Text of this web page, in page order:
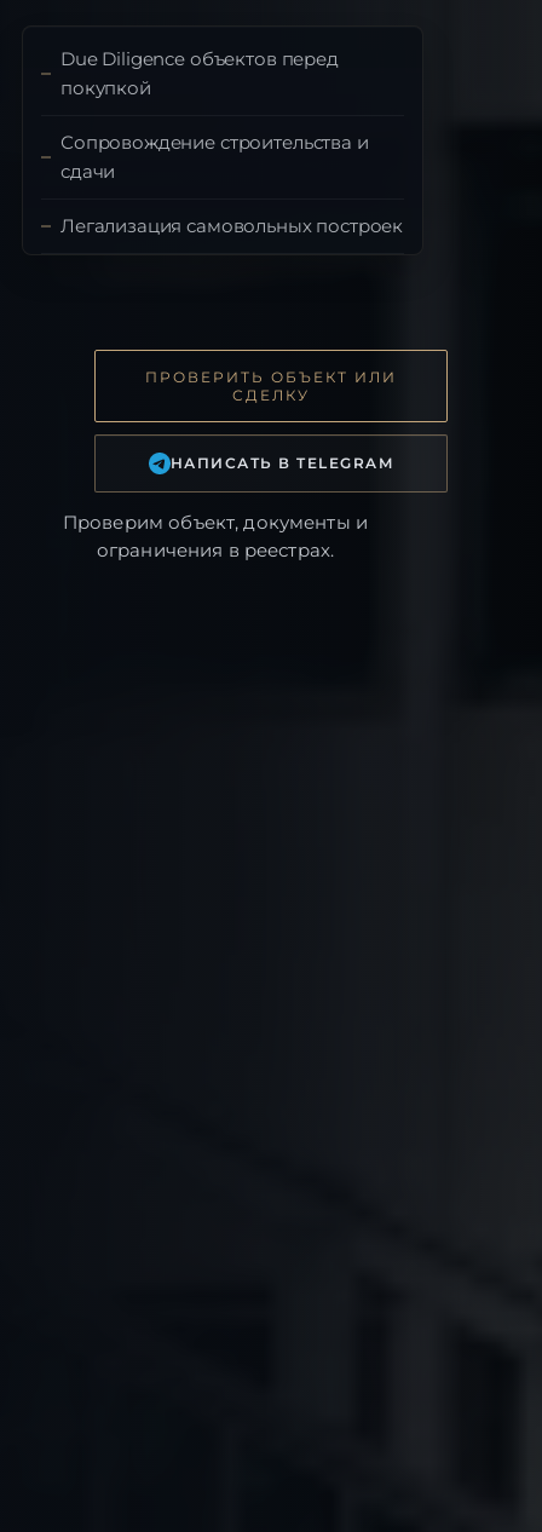
Due Diligence объектов перед
покупкой
Сопровождение строительства и
сдачи
Легализация самовольных построек
ПРОВЕРИТЬ ОБЪЕКТ ИЛИ
СДЕЛКУ
НАПИСАТЬ В TELEGRAM
Проверим объект, документы и
ограничения в реестрах.